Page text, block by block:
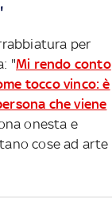
per
"Mi rendo conto
tocco vinco: è
che viene
onesta e
cose ad arte